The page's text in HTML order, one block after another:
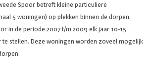
Spoor betreft kleine particuliere
5 woningen) op plekken binnen de dorpen.
in de periode 2007 t/m 2009 elk jaar 10-15
stellen. Deze woningen worden zoveel mogelijk